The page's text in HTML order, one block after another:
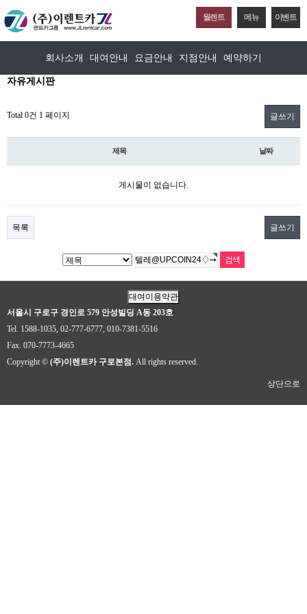
월렌트 메뉴 이벤트
회사소개 대여안내 요금안내 지점안내 예약하기
자유게시판
Total 0건 1 페이지 글쓰기
제목 날짜
게시물이 없습니다.
목록 글쓰기
대여이용약관
서울시 구로구 경인로 579 안성빌딩 A동 203호
Tel. 1588-1035, 02-777-6777, 010-7381-5516
Fax. 070-7773-4665
Copyright © (주)이렌트카 구로본점. All rights reserved.
상단으로